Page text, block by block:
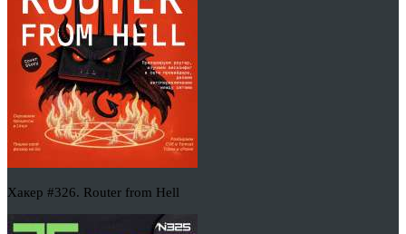
Хакер #326. Router from Hell